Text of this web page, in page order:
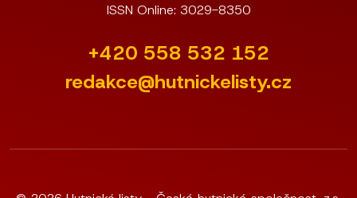
ISSN Online: 3029-8350
+420 558 532 152
redakce@hutnickelisty.cz